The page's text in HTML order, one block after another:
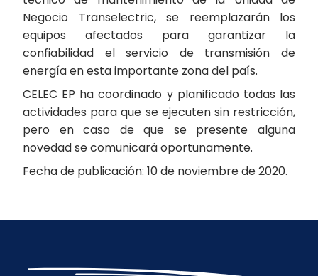
Negocio Transelectric, se reemplazarán los
equipos afectados para garantizar la
confiabilidad el servicio de transmisión de
energía en esta importante zona del país.
CELEC EP ha coordinado y planificado todas las
actividades para que se ejecuten sin restricción,
pero en caso de que se presente alguna
novedad se comunicará oportunamente.
Fecha de publicación: 10 de noviembre de 2020.